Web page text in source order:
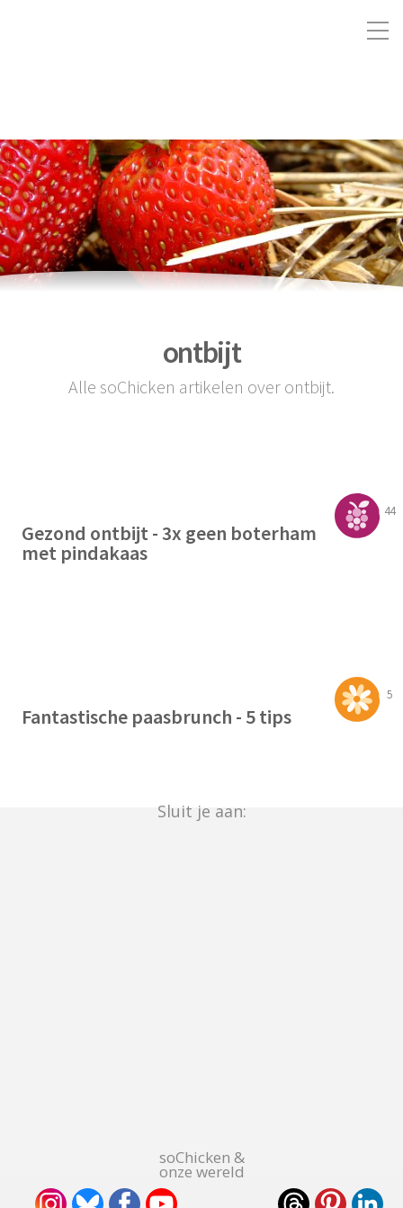
ontbijt
Alle soChicken artikelen over ontbijt.
44
Gezond ontbijt - 3x geen boterham
met pindakaas
5
Fantastische paasbrunch - 5 tips
Sluit je aan:
soChicken &
onze wereld